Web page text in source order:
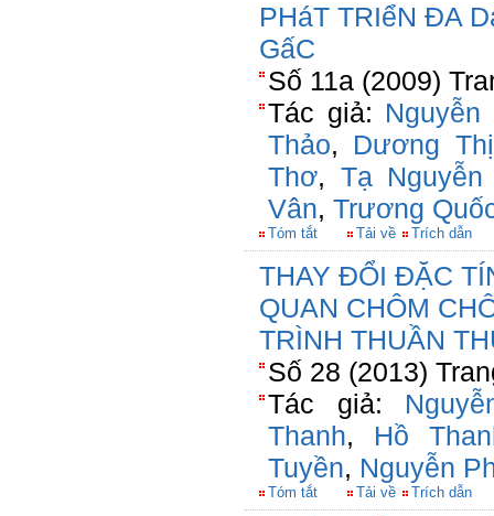
PHáT TRIểN ĐA
GấC
Số 11a (2009)
Tác giả: Nguyễn
Thảo, Dương
Thơ, Tạ
Vân, Trương
Tóm tắt Tải về Trích dẫn
THAY ĐỔI ĐẶC
QUAN CHÔM
TRÌNH THUẦN
Số 28 (2013)
Tác giả:
Thanh, Hồ
Tuyền, Nguyễn
Tóm tắt Tải về Trích dẫn